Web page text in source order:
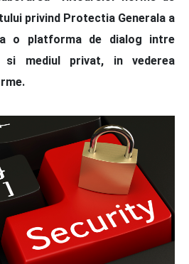
privind Protectia Generala a
o platforma de dialog intre
mediul privat, in vederea